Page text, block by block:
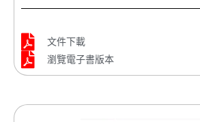
文件下載
瀏覽電子書版本